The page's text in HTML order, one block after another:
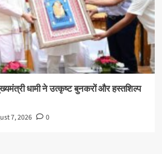
धामी ने उत्कृष्ट बुनकरों और हस्तशिल्प
7, 2026 0